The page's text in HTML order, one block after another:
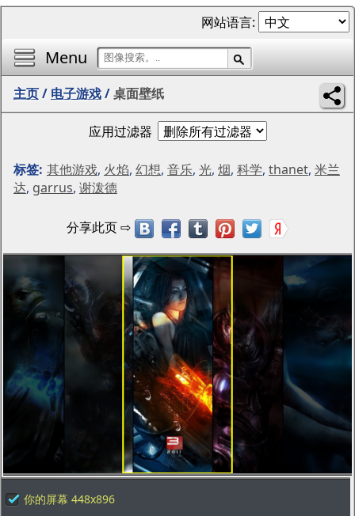
Menu
网站语言:
主页/ 电子游戏/桌面壁纸
应用过滤器
标签: 其他游戏, 火焰, 幻想, 音乐, 光, 烟, 科学, thanet, 米兰
达, garrus, 谢泼德
你的屏幕 448x896